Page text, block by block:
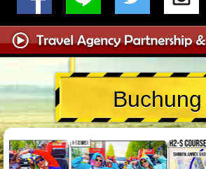
Buchung